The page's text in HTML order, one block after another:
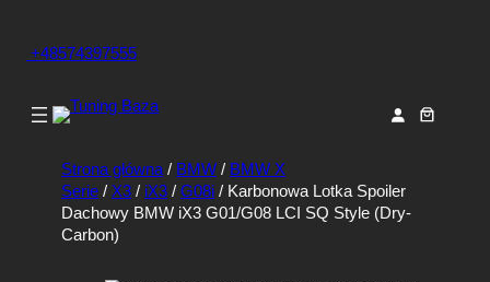
+48574397555
Strona główna / BMW / BMW X
Serie / X3 / iX3 / G08i / Karbonowa Lotka Spoiler
Dachowy BMW iX3 G01/G08 LCI SQ Style (Dry-
Carbon)